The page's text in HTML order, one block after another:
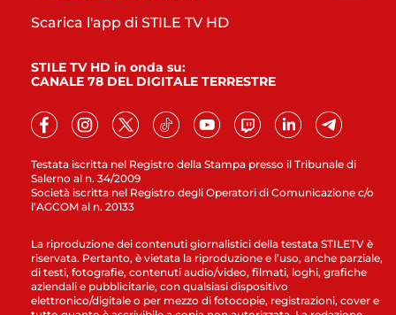
Testata iscritta nel Registro della Stampa presso il Tribunale di
Salerno al n. 34/2009
Società iscritta nel Registro degli Operatori di Comunicazione c/o
l’AGCOM al n. 20133
Scarica l'app di STILE TV HD
STILE TV HD in onda su:
CANALE 78 DEL DIGITALE TERRESTRE
La riproduzione dei contenuti giornalistici della testata STILETV è
riservata. Pertanto, è vietata la riproduzione e l’uso, anche parziale,
di testi, fotografie, contenuti audio/video, filmati, loghi, grafiche
aziendali e pubblicitarie, con qualsiasi dispositivo
elettronico/digitale o per mezzo di fotocopie, registrazioni, cover e